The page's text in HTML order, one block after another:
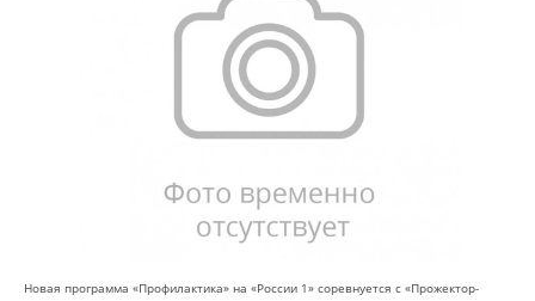
Новая программа «Профилактика» на «России 1» соревнуется с «Прожектор-